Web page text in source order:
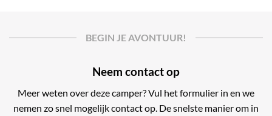
BEGIN JE AVONTUUR!
Neem contact op
Meer weten over deze camper? Vul het formulier in en we
nemen zo snel mogelijk contact op. De snelste manier om in